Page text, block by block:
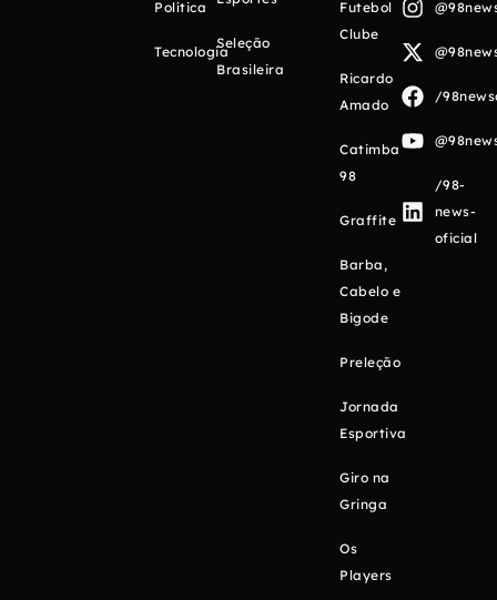
Política
Tecnologia
Seleção
Brasileira
Futebol
Clube
Ricardo
Amado
Catimba
98
Graffite
Barba,
Cabelo e
Bigode
Preleção
Jornada
Esportiva
Giro na
Gringa
Os
Players
/
/98-
news-
oficial